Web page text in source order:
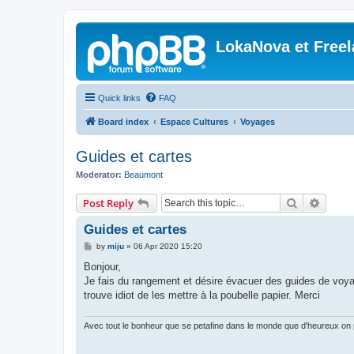
LokaNova et
Quick links FAQ
Board index Espace Cultures Voyages
Guides et cartes
Moderator: Beaumont
Post Reply Search
Guides et cartes
P
s
by miju» 06 Apr 2020 15:20
Bonjour,
Je fais du rangement et désire évacuer des guides de
trouve idiot de les mettre à la poubelle papier. Merci
Avec tout le bonheur que se petafine dans le monde que d'heureux